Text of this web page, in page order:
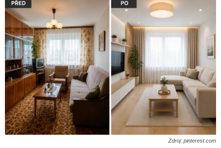
Zdroj: pinterest.com